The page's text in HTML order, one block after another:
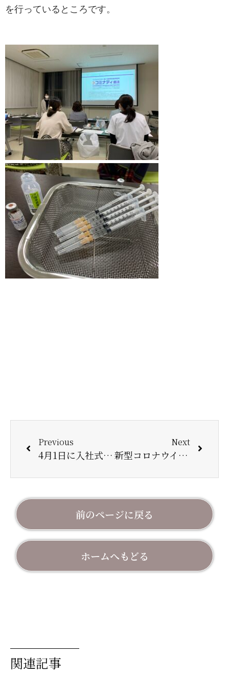
を行っているところです。
Previous
4月1日に入社式を行いました
Next
新型コロナウイルス感染症ワクチンについて
前のページに戻る
ホームへもどる
関連記事